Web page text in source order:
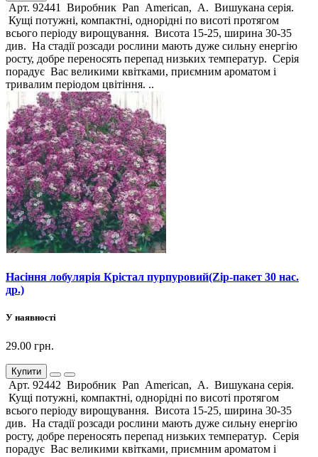
Арт. 92441 Виробник Pan American, А. Вишукана серія.
Кущі потужні, компактні, однорідні по висоті протягом
всього періоду вирощування. Висота 15-25, ширина 30-35
див. На стадії розсади рослини мають дуже сильну енергію
росту, добре переносять перепад низьких температур. Серія
порадує Вас великими квітками, приємним ароматом і
тривалим періодом цвітіння. ..
Насіння лобулярія Крістал пурпуровий(Zip-пакет 30 нас.
др.)
У наявності
29.00 грн.
Купити
Арт. 92442 Виробник Pan American, А. Вишукана серія.
Кущі потужні, компактні, однорідні по висоті протягом
всього періоду вирощування. Висота 15-25, ширина 30-35
див. На стадії розсади рослини мають дуже сильну енергію
росту, добре переносять перепад низьких температур. Серія
порадує Вас великими квітками, приємним ароматом і